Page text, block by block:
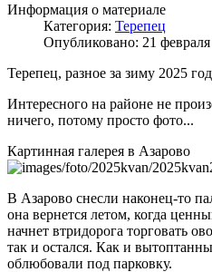
Информация о материале
Категория: Терепец
Опубликовано: 21
Терепец, разное за зиму 2025
Интересного на районе не
ничего, потому просто фото...
Картинная галерея в Азарово
В Азарово снесли наконец-то
она вернется летом, когда
начнет втридорога торговать
так и остался. Как и
облюбовали под парковку.